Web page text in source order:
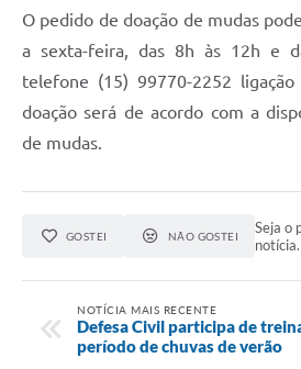
Diário Oficial
Notícias
O pedido de doação de mudas
a sexta-feira, das 8h às 12h e
telefone (15) 99770-2252
doação será de acordo com a
de mudas.
GOSTEI NÃO GOSTEI
Seja o
notícia.
NOTÍCIA MAIS RECENTE
Defesa Civil participa de
período de chuvas de verão